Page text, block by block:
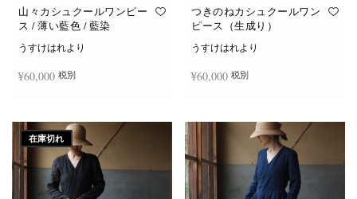
山々カシュクールワンピー
ス / 薄い藍色 / 藍染
うすけはれより
¥60,000 税別
つきのねカシュクールワン
ピース（生成り）
うすけはれより
¥60,000 税別
在庫切れ